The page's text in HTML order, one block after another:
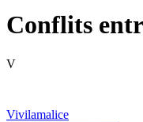
Conflits
V
Vivilamalice